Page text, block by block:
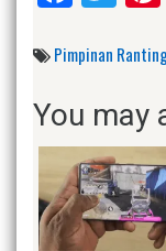
Pimpinan
You may